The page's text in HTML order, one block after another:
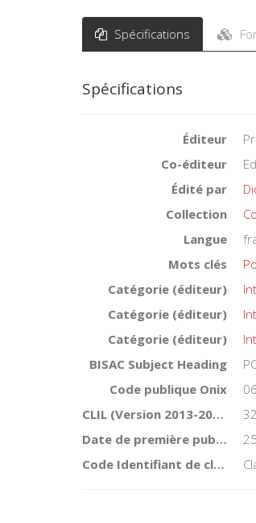
Spécifications
Spécifications
Éditeur
Co-éditeur
Édité par
Collection
Langue
Mots clés
Catégorie (éditeur)
Catégorie (éditeur)
Catégorie (éditeur)
BISAC Subject Heading
Code publique Onix
CLIL (Version 2013-2019 )
Date de première publication du titre
Code Identifiant de classement sujet